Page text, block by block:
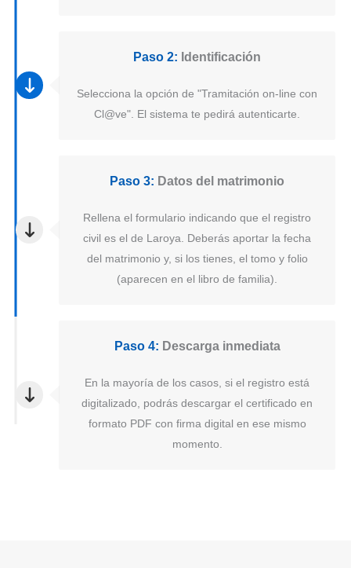
Paso 2: Identificación
Selecciona la opción de "Tramitación on-line con
Cl@ve". El sistema te pedirá autenticarte.
Paso 3: Datos del matrimonio
Rellena el formulario indicando que el registro
civil es el de Laroya. Deberás aportar la fecha
del matrimonio y, si los tienes, el tomo y folio
(aparecen en el libro de familia).
Paso 4: Descarga inmediata
En la mayoría de los casos, si el registro está
digitalizado, podrás descargar el certificado en
formato PDF con firma digital en ese mismo
momento.